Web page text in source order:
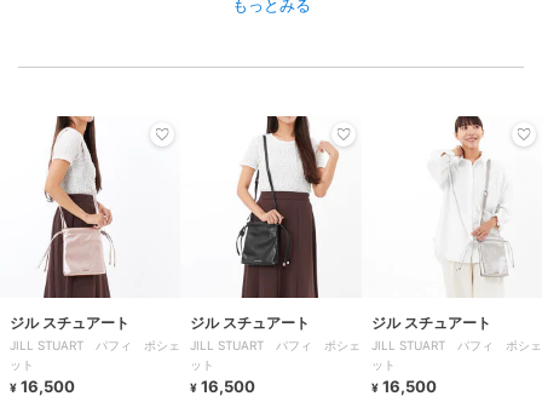
もっとみる
ジル スチュアート
JILL STUART パフィ ポシェ
ット
¥ 16,500
ジル スチュアート
JILL STUART パフィ ポシェ
ット
¥ 16,500
ジル スチュアート
JILL STUART パフィ ポシェ
ット
¥ 16,500